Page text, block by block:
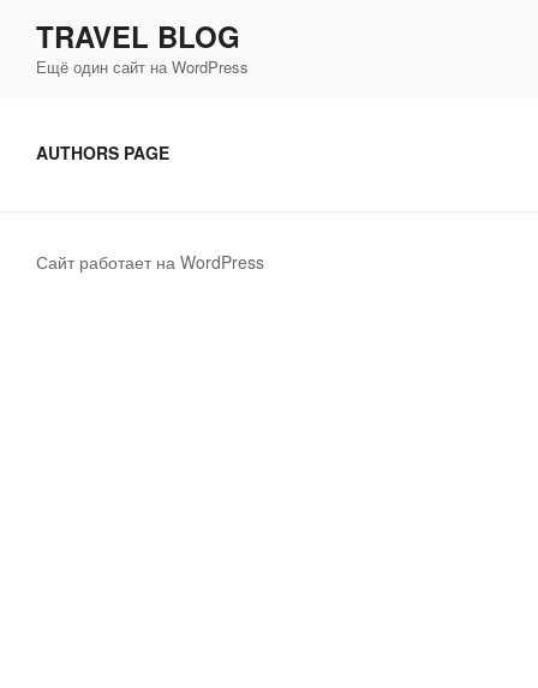
содержимому
TRAVEL BLOG
Ещё один сайт на WordPress
AUTHORS PAGE
Сайт работает на WordPress